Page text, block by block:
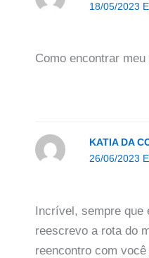
18/05/2023
Como encontrar
KATIA DA
26/06/2023
Incrível, sempre que
reescrevo a rota do
reencontro com